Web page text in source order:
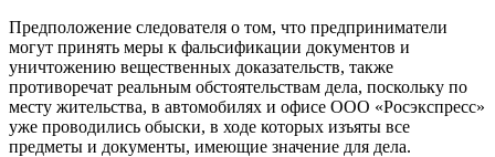
Предположение следователя о том, что предприниматели
могут принять меры к фальсификации документов и
уничтожению вещественных доказательств, также
противоречат реальным обстоятельствам дела, поскольку по
месту жительства, в автомобилях и офисе ООО «Росэкспресс»
уже проводились обыски, в ходе которых изъяты все
предметы и документы, имеющие значение для дела.